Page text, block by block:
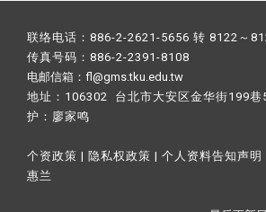
联络电话：886-2-2621-5656 转 8122～
传真号码：886-2-2391-8108
电邮信箱：fl@gms.tku.edu.tw
地址：106302 台北市大安区金华街199
护： 廖家鸣​
个资政策 | 隐私权政策 | 个人资料告知声明
惠兰